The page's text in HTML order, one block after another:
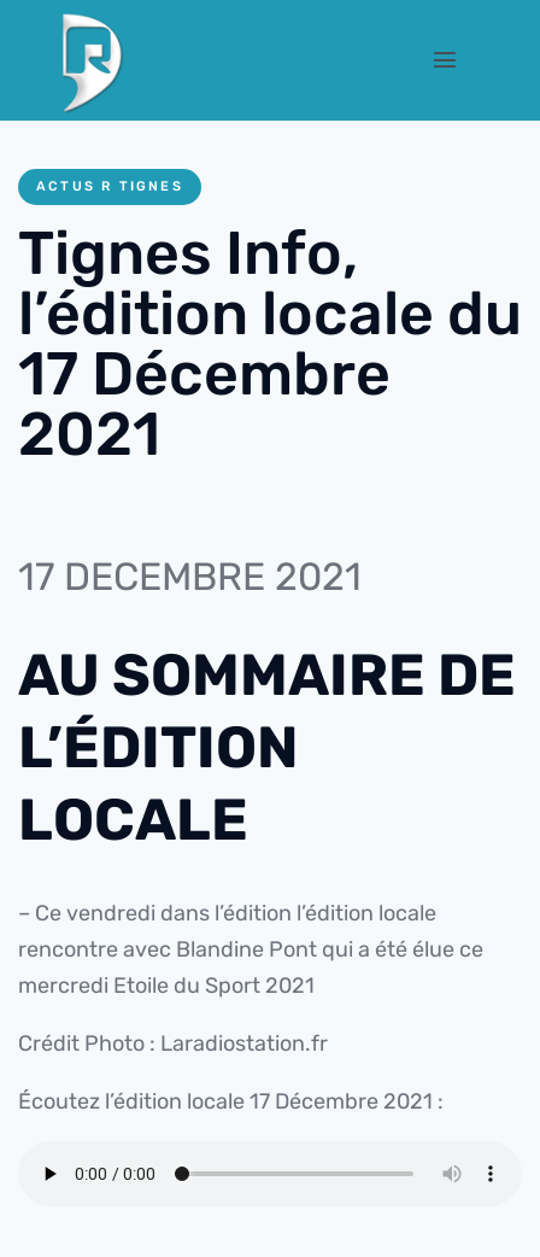
ACTUS R TIGNES
Tignes Info,
l’édition locale du
17 Décembre
2021
17 DECEMBRE 2021
AU SOMMAIRE DE
L’ÉDITION
LOCALE
– Ce vendredi dans l’édition l’édition locale
rencontre avec Blandine Pont qui a été élue ce
mercredi Etoile du Sport 2021
Crédit Photo : Laradiostation.fr
Écoutez l’édition locale 17 Décembre 2021 :